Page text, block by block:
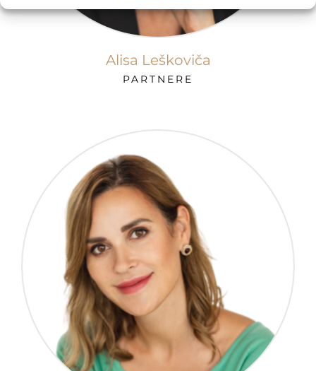
Alisa Leškoviča
PARTNERE